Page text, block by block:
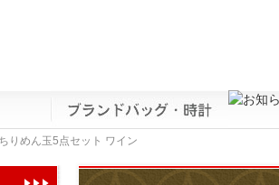
りめん玉5点セット ワイン